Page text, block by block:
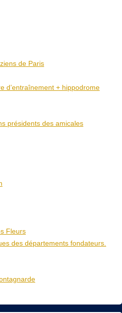
de Paris
d’entraînement + hippodrome
présidents des amicales
Fleurs
des départements fondateurs.